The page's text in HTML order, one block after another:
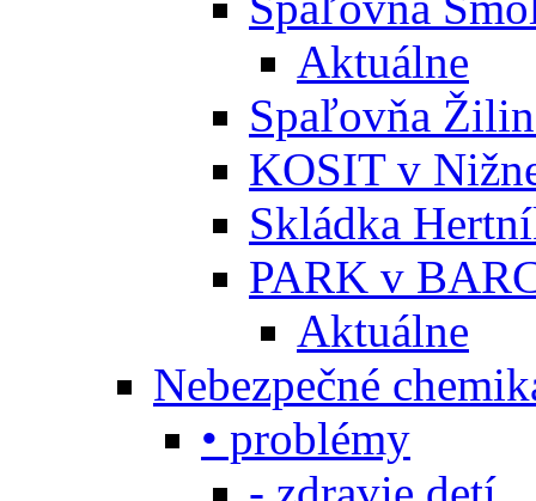
Aktuálne
Spaľovňa
KOSIT v
Skládka
PARK v
Aktuálne
Nebezpečné
• problémy